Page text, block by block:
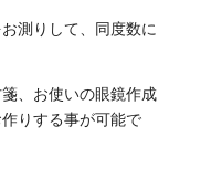
測りして、同度数に
、お使いの眼鏡作成
りする事が可能で